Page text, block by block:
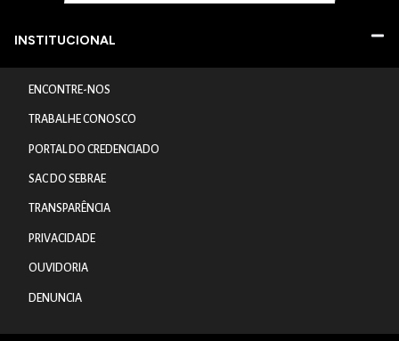
INSTITUCIONAL
ENCONTRE-NOS
TRABALHE CONOSCO
PORTAL DO CREDENCIADO
SAC DO SEBRAE
TRANSPARÊNCIA
PRIVACIDADE
OUVIDORIA
DENUNCIA